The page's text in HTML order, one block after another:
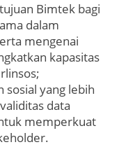
Bimtek bagi
dalam
mengenai
kapasitas
sosial yang lebih
data
memperkuat